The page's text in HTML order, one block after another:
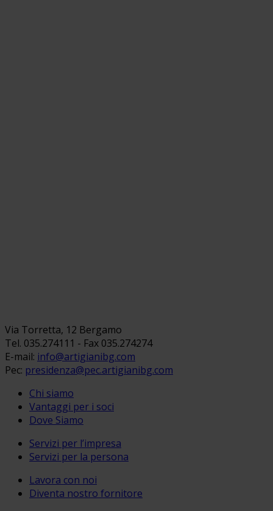
Via Torretta, 12 Bergamo
Tel. 035.274111 - Fax 035.274274
E-mail: info@artigianibg.com
Pec: presidenza@pec.artigianibg.com
Chi siamo
Vantaggi per i soci
Dove Siamo
Servizi per l’impresa
Servizi per la persona
Lavora con noi
Diventa nostro fornitore